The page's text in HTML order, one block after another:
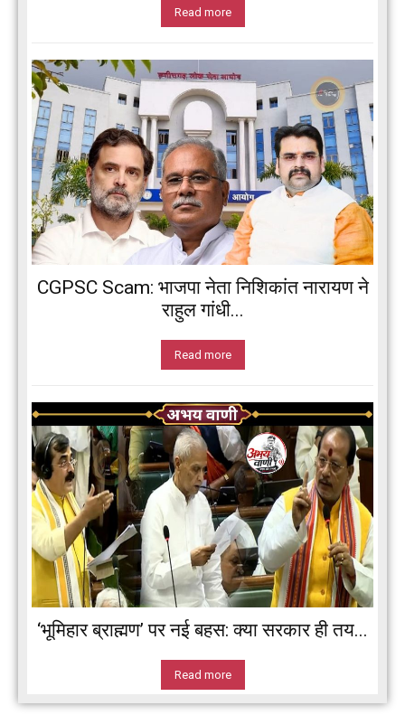
Read more
CGPSC Scam: भाजपा नेता निशिकांत नारायण ने
राहुल गांधी...
Read more
‘भूमिहार ब्राह्मण’ पर नई बहस: क्या सरकार ही तय...
Read more